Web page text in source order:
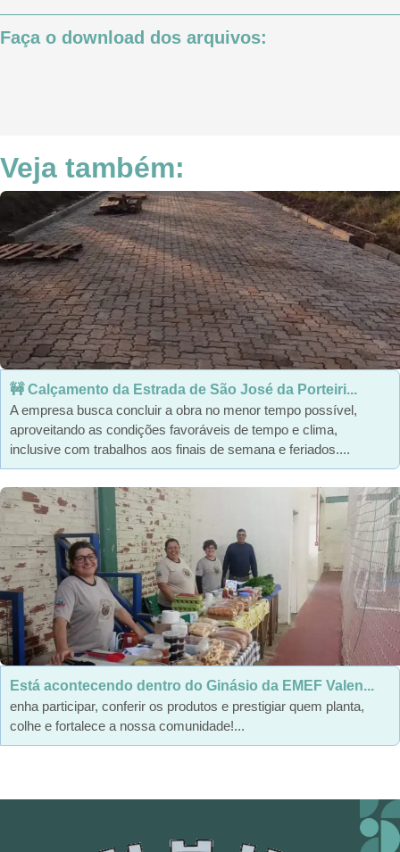
Faça o download dos arquivos:
Veja também:
🚧 Calçamento da Estrada de São José da Porteiri...
A empresa busca concluir a obra no menor tempo possível,
aproveitando as condições favoráveis de tempo e clima,
inclusive com trabalhos aos finais de semana e feriados....
Está acontecendo dentro do Ginásio da EMEF Valen...
enha participar, conferir os produtos e prestigiar quem planta,
colhe e fortalece a nossa comunidade!...